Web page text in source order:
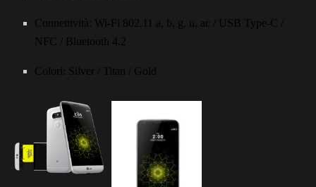
Connettività: Wi-Fi 802.11 a, b, g, n, ac / USB Type-C /
NFC / Bluetooth 4.2
Colori: Silver / Titan / Gold